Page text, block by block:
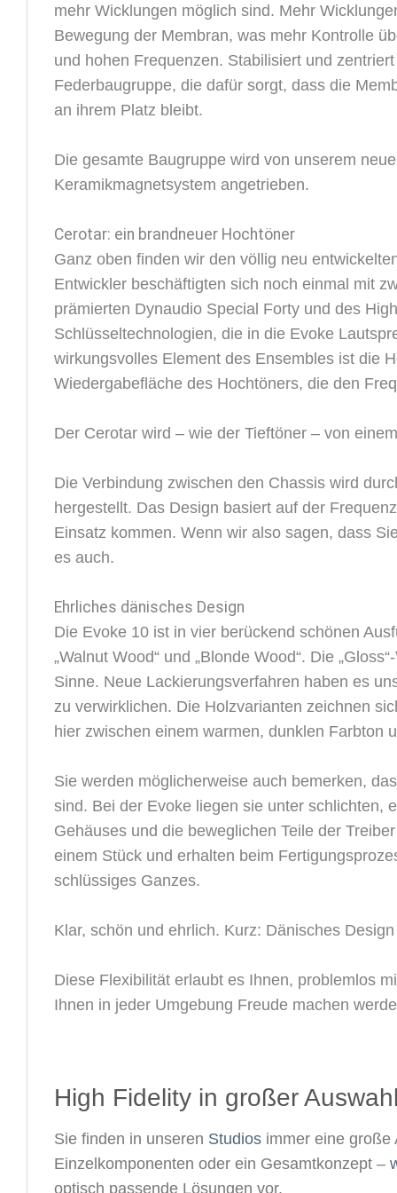
mehr Wicklungen möglich sind. Mehr
Bewegung der Membran, was mehr Kontrolle
und hohen Frequenzen. Stabilisiert und
Federbaugruppe, die dafür sorgt, dass die
an ihrem Platz bleibt.
Die gesamte Baugruppe wird von unserem
Keramikmagnetsystem angetrieben.
Cerotar: ein brandneuer Hochtöner
Ganz oben finden wir den völlig neu
Entwickler beschäftigten sich noch einmal mit
prämierten Dynaudio Special Forty und des
Schlüsseltechnologien, die in die Evoke
wirkungsvolles Element des Ensembles ist die
Wiedergabefläche des Hochtöners, die den
Der Cerotar wird – wie der Tieftöner – von
Die Verbindung zwischen den Chassis wird
hergestellt. Das Design basiert auf der
Einsatz kommen. Wenn wir also sagen, dass
es auch.
Ehrliches dänisches Design
Die Evoke 10 ist in vier berückend schönen
„Walnut Wood“ und „Blonde Wood“. Die
Sinne. Neue Lackierungsverfahren haben es
zu verwirklichen. Die Holzvarianten zeichnen
hier zwischen einem warmen, dunklen Farbton
Sie werden möglicherweise auch bemerken,
sind. Bei der Evoke liegen sie unter schlichten,
Gehäuses und die beweglichen Teile der
einem Stück und erhalten beim
schlüssiges Ganzes.
Klar, schön und ehrlich. Kurz: Dänisches
Diese Flexibilität erlaubt es Ihnen, problemlos
Ihnen in jeder Umgebung Freude machen
High Fidelity in großer
Sie finden in unseren Studios immer eine große
Einzelkomponenten oder ein Gesamtkonzept –
optisch passende Lösungen vor.